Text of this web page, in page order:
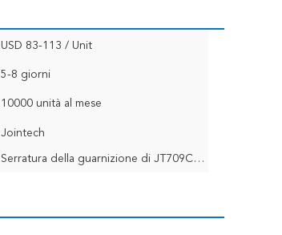
USD 83-113 / Unit
5-8 giorni
10000 unità al mese
Jointech
Serratura della guarnizione di JT709C E-lock/E-seal/Navigation GPS